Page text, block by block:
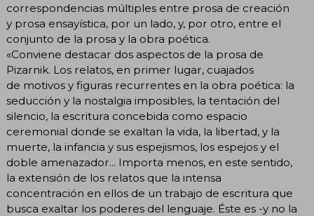
correspondencias múltiples entre prosa de creación
y prosa ensayística, por un lado, y, por otro, entre el
conjunto de la prosa y la obra poética.
«Conviene destacar dos aspectos de la prosa de
Pizarnik. Los relatos, en primer lugar, cuajados
de motivos y figuras recurrentes en la obra poética: la
seducción y la nostalgia imposibles, la tentación del
silencio, la escritura concebida como espacio
ceremonial donde se exaltan la vida, la libertad, y la
muerte, la infancia y sus espejismos, los espejos y el
doble amenazador... Importa menos, en este sentido,
la extensión de los relatos que la intensa
concentración en ellos de un trabajo de escritura que
busca exaltar los poderes del lenguaje. Éste es -y no la